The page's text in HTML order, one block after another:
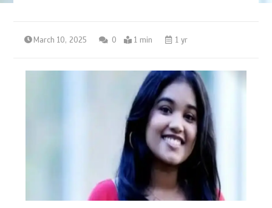
March 10, 2025 0 1 min 1 yr